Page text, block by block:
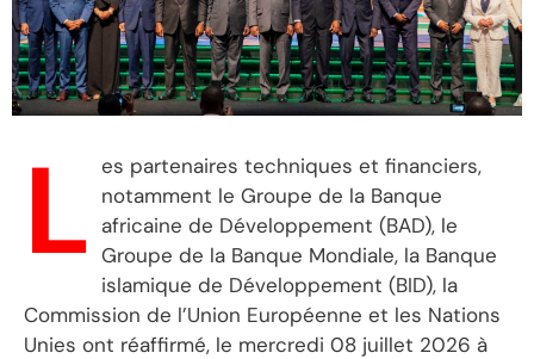
L es partenaires techniques et financiers,
notamment le Groupe de la Banque
africaine de Développement (BAD), le
Groupe de la Banque Mondiale, la Banque
islamique de Développement (BID), la
Commission de l’Union Européenne et les Nations
Unies ont réaffirmé, le mercredi 08 juillet 2026 à